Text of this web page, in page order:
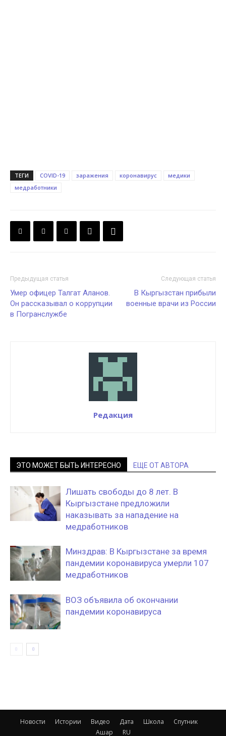
ТЕГИ COVID-19 заражения коронавирус
медики
медработники
Предыдущая статья
Умер офицер Талгат Аланов.
Он рассказывал о коррупции
в Погранслужбе
Следующая статья
В Кыргызстан прибыли
военные врачи из России
Редакция
ЭТО МОЖЕТ БЫТЬ ИНТЕРЕСНО ЕЩЕ ОТ АВТОРА
Лишать свободы до 8 лет. В
Кыргызстане предложили
наказывать за нападение на
медработников
Минздрав: В Кыргызстане за время
пандемии коронавируса умерли 107
медработников
ВОЗ объявила об окончании
пандемии коронавируса
Новости Истории Видео Дата Школа
Спутник
Ашар
RU